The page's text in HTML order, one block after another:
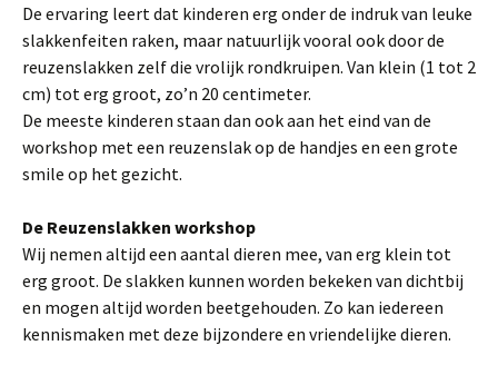
De ervaring leert dat kinderen erg onder de indruk van leuke
slakkenfeiten raken, maar natuurlijk vooral ook door de
reuzenslakken zelf die vrolijk rondkruipen. Van klein (1 tot 2
cm) tot erg groot, zo’n 20 centimeter.
De meeste kinderen staan dan ook aan het eind van de
workshop met een reuzenslak op de handjes en een grote
smile op het gezicht.
De Reuzenslakken workshop
Wij nemen altijd een aantal dieren mee, van erg klein tot
erg groot. De slakken kunnen worden bekeken van dichtbij
en mogen altijd worden beetgehouden. Zo kan iedereen
kennismaken met deze bijzondere en vriendelijke dieren.